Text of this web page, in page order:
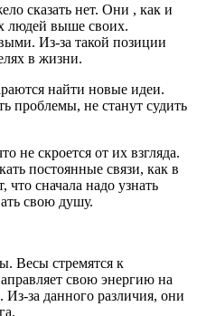
сказать нет. Они , как и
людей выше своих.
Из-за такой позиции
в жизни.
найти новые идеи.
проблемы, не станут судить
не скроется от их взгляда.
постоянные связи, как в
сначала надо узнать
свою душу.
Весы стремятся к
свою энергию на
Из-за данного различия, они